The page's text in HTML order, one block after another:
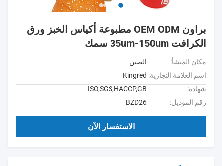
براون OEM ODM مطبوعة أكياس الخبز ورق
الكرافت 35um-150um سمك
مكان المنشأ:
الصين
اسم العلامة التجارية: Kingred
شهادة:
ISO,SGS,HACCP,GB
رقم الموديل:
BZD26
الاستفسار الآن